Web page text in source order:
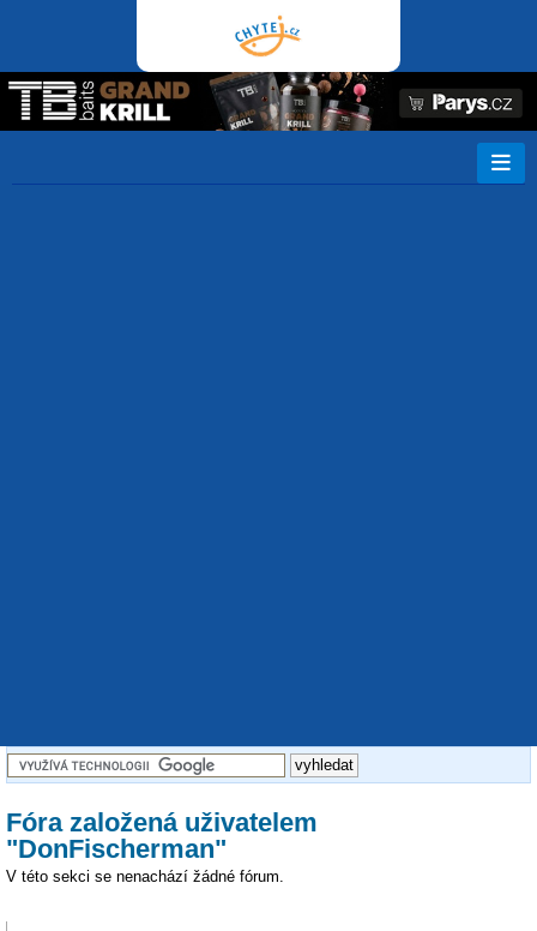
Fóra založená uživatelem
"DonFischerman"
V této sekci se nenachází žádné fórum.